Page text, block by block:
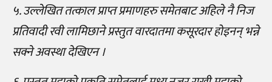
५. उल्लेखित तत्काल प्राप्त प्रमाणहरु समेतबाट अहिले नै निज
प्रतिवादी रवी लामिछाने प्रस्तुत वारदातमा कसूरदार होइनन् भन्ने
सक्ने अवस्था देखिएन ।